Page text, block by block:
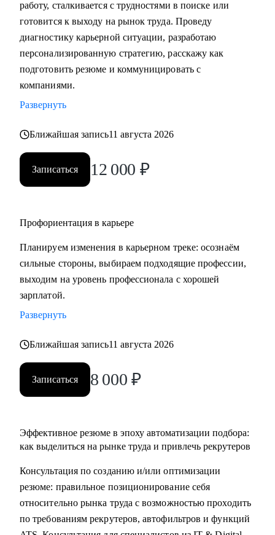
• Подготовка к собеседованию (скрининг с HR, финальное
с руководителем, опционально - подготовиться к
техническому собеседованию).
• Зарплатные переговоры (повышение или переговоры на
собеседовании).
сделать так, чтобы руководитель заметил и наконец начал
Кому могу помочь:
• Студентам бакалавриата/магистратуры/аспирантуры
технических направлений;
Digital, Образование);
• Middle и C-level менеджерам.
• Основные направления:
- IT (разработка, тестирование, администрирование,
информационная безопасность),
Компьютерное зрение,
- Digital (маркетологи, дизайнеры, исследователи,
редакторы, smm)
- Education Tech (Педагогические дизайнеры, методологи)
Про мой опыт:
Операционным директором после годового перерыва от
full-time занятости.
• Трижды проходила переквалификацию, имею высшее
медицинское образование, опыт в сфере информационной
работу, сталкивается с трудностями в поиске или
готовится к выходу на рынок труда. Проведу
диагностику карьерной ситуации, разработаю
персонализированную стратегию, расскажу как
подготовить резюме и коммуницировать с
компаниями.
Развернуть
Ближайшая запись11 августа 2026
Записаться 12 000 ₽
Профориентация в карьере
Планируем изменения в карьерном треке: осознаём
сильные стороны, выбираем подходящие профессии,
выходим на уровень профессионала с хорошей
зарплатой.
Развернуть
Ближайшая запись11 августа 2026
Записаться 8 000 ₽
Эффективное резюме в эпоху автоматизации подбора:
как выделиться на рынке труда и привлечь рекрутеров
Консультация по созданию и/или оптимизации
резюме: правильное позиционирование себя
относительно рынка труда с возможностью проходить
по требованиям рекрутеров, автофильтров и функций